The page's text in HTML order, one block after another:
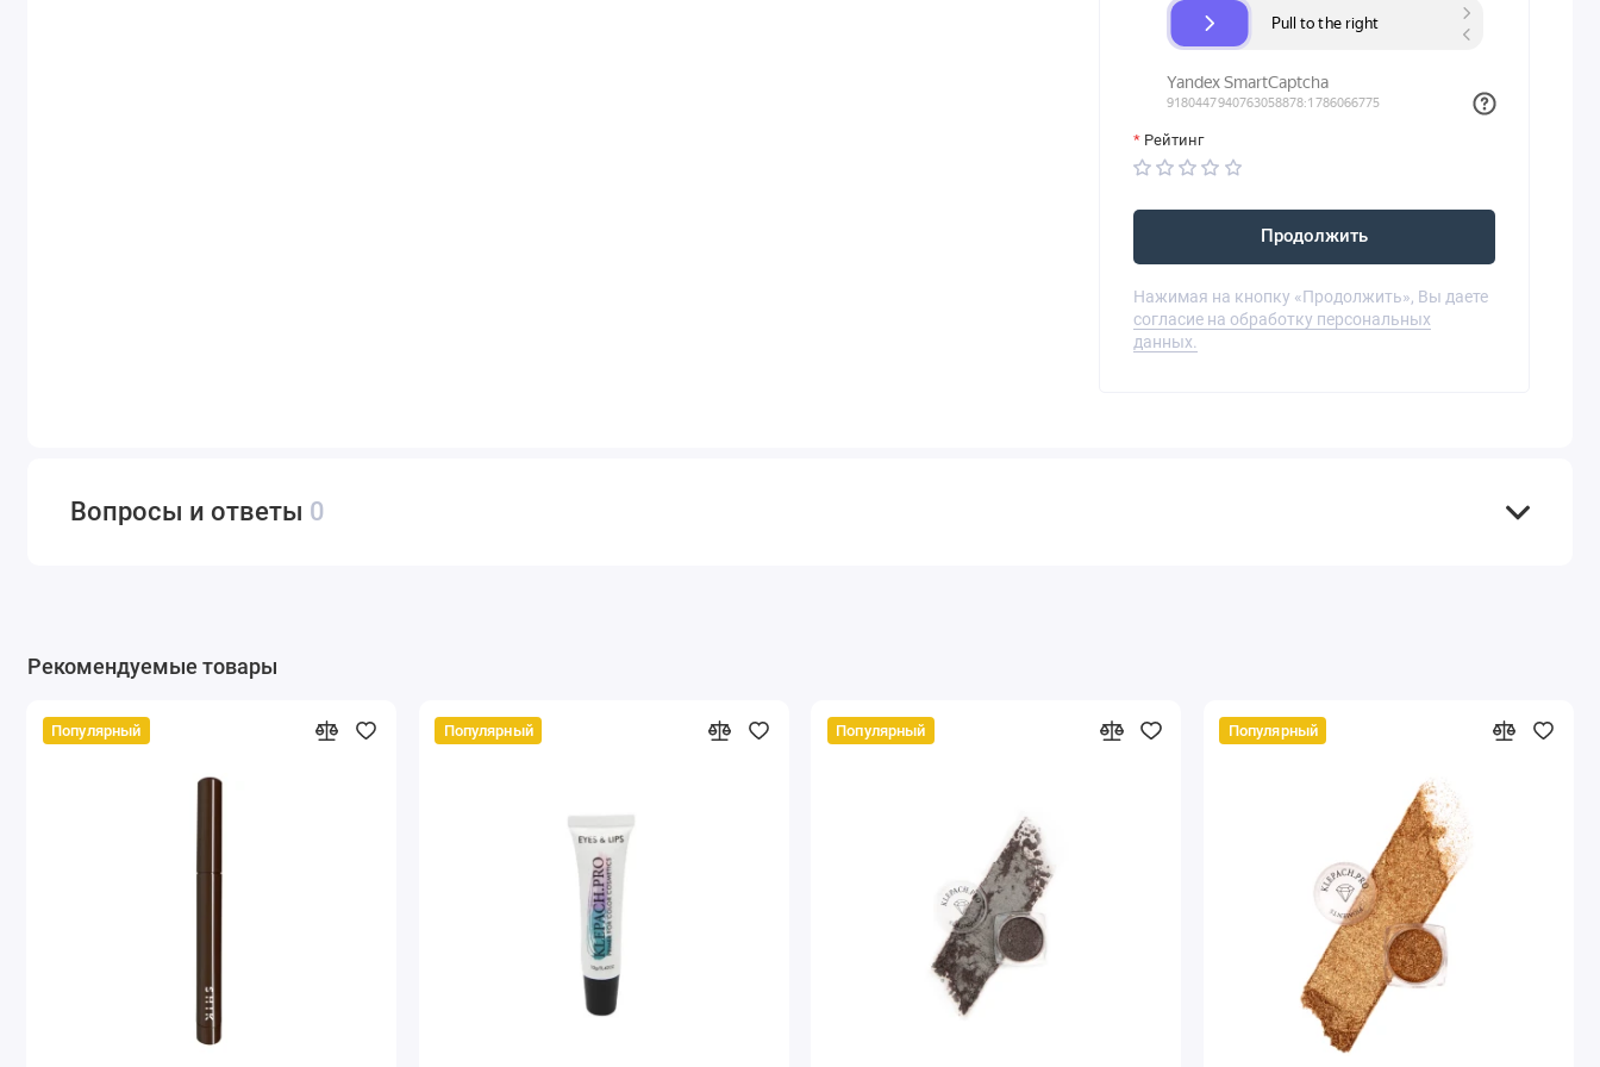
Рейтинг
Продолжить
Нажимая на кнопку «Продолжить», Вы даете
согласие на обработку персональных
данных.
Вопросы и ответы 0
Рекомендуемые товары
Популярный Популярный Популярный Популярный